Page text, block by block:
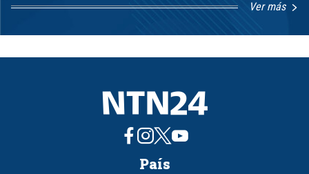
Ver más
1
8
País